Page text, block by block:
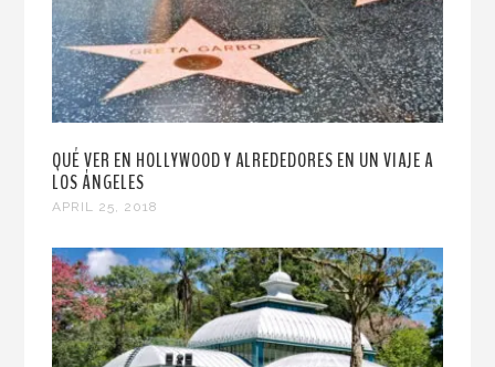
QUÉ VER EN HOLLYWOOD Y ALREDEDORES EN UN VIAJE A
LOS ÁNGELES
APRIL 25, 2018